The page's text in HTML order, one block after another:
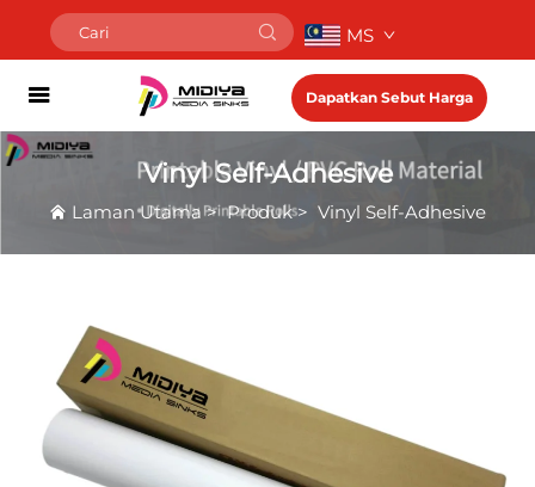
MS
Dapatkan Sebut Harga
Vinyl Self-Adhesive
Laman Utama>Produk> Vinyl Self-Adhesive